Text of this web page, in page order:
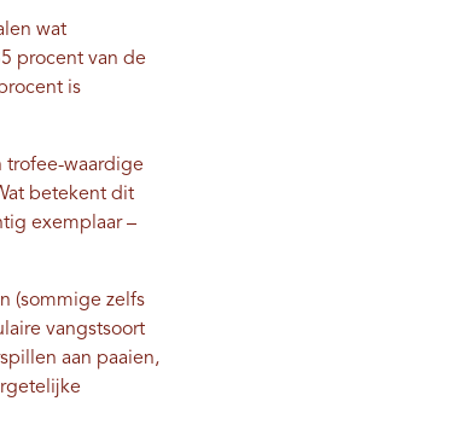
wat
procent van de
is
trofee-waardige
betekent dit
exemplaar –
(sommige zelfs
vangstsoort
aan paaien,